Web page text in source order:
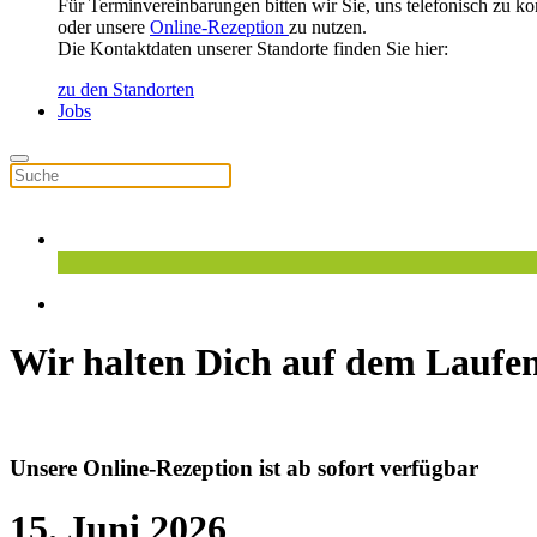
Für Terminvereinbarungen bitten wir Sie, uns telefonisch zu
oder unsere Online-Rezeption zu nutzen.
Die Kontaktdaten unserer Standorte finden Sie hier:
zu den Standorten
Jobs
Wir halten Dich auf dem
Unsere Online-Rezeption ist ab sofort verfügbar